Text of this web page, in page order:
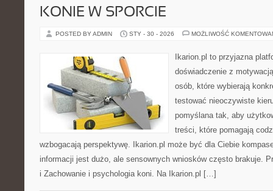
KONIE W SPORCIE
POSTED BY ADMIN STY - 30 - 2026 MOŻLIWOŚĆ
Ikarion.pl to przyjazna
doświadczenie z
osób, które wybierają
testować nieoczywiste
pomyślana tak, aby
treści, które pomagają
wzbogacają perspektywę. Ikarion.pl może być dla Ciebie
informacji jest dużo, ale sensownych wniosków często brakuje.
i Zachowanie i psychologia koni. Na Ikarion.pl […]